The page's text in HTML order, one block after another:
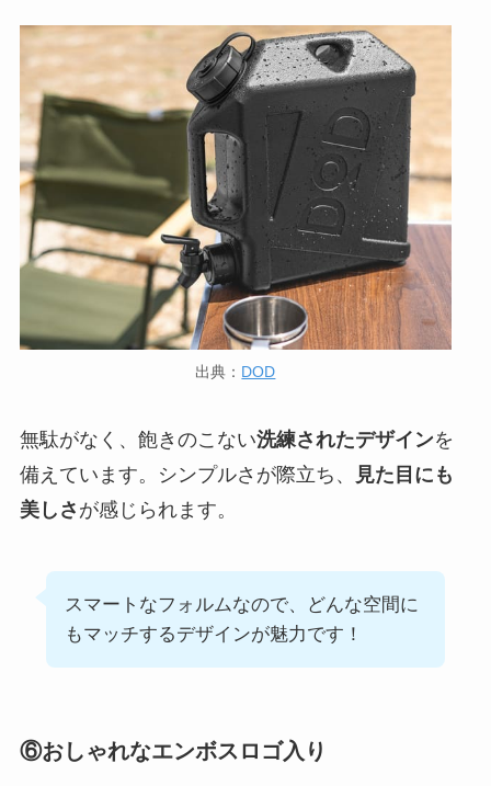
出典： DOD
無駄がなく、飽きのこない洗練されたデザインを
備えています。シンプルさが際立ち、
見た目にも
美しさ が感じられます。
スマートなフォルムなので、どんな空間に
もマッチするデザインが魅力です！
⑥おしゃれなエンボスロゴ入り